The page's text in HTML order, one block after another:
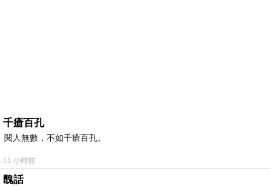
千瘡百孔
閱人無數，不如千瘡百孔。
11 小時前
醜話